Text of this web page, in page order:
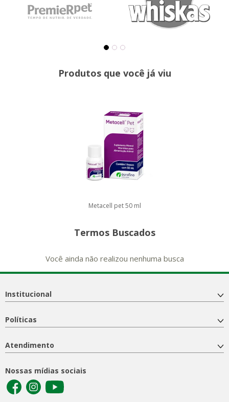
Produtos que você já viu
Metacell pet 50 ml
Termos Buscados
Você ainda não realizou nenhuma busca
Institucional
Políticas
Atendimento
Nossas mídias sociais